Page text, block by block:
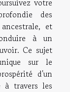
des
et
à un
Ce sujet
sur le
d'un
travers les